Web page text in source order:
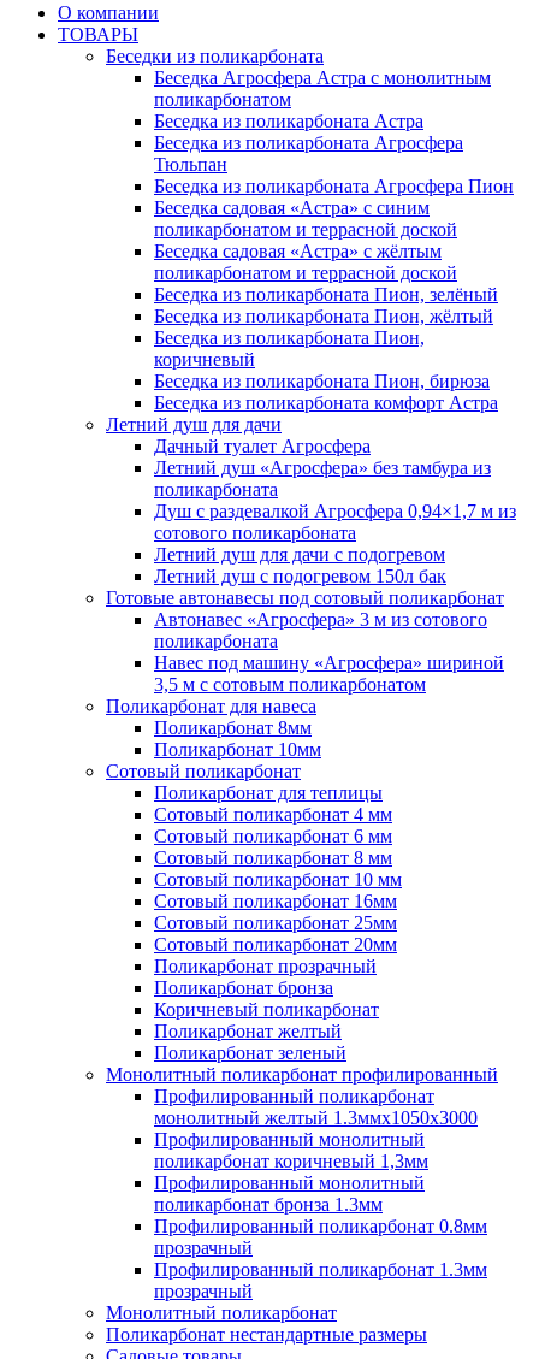
О компании
ТОВАРЫ
Беседки из поликарбоната
Беседка Агросфера Астра с монолитным
поликарбонатом
Беседка из поликарбоната Астра
Беседка из поликарбоната Агросфера
Тюльпан
Беседка из поликарбоната Агросфера Пион
Беседка садовая «Астра» с синим
поликарбонатом и террасной доской
Беседка садовая «Астра» с жёлтым
поликарбонатом и террасной доской
Беседка из поликарбоната Пион, зелёный
Беседка из поликарбоната Пион, жёлтый
Беседка из поликарбоната Пион,
коричневый
Беседка из поликарбоната Пион, бирюза
Беседка из поликарбоната комфорт Астра
Летний душ для дачи
Дачный туалет Агросфера
Летний душ «Агросфера» без тамбура из
поликарбоната
Душ с раздевалкой Агросфера 0,94×1,7 м из
сотового поликарбоната
Летний душ для дачи с подогревом
Летний душ с подогревом 150л бак
Готовые автонавесы под сотовый поликарбонат
Автонавес «Агросфера» 3 м из сотового
поликарбоната
Навес под машину «Агросфера» шириной
3,5 м с сотовым поликарбонатом
Поликарбонат для навеса
Поликарбонат 8мм
Поликарбонат 10мм
Сотовый поликарбонат
Поликарбонат для теплицы
Сотовый поликарбонат 4 мм
Сотовый поликарбонат 6 мм
Сотовый поликарбонат 8 мм
Сотовый поликарбонат 10 мм
Сотовый поликарбонат 16мм
Сотовый поликарбонат 25мм
Сотовый поликарбонат 20мм
Поликарбонат прозрачный
Поликарбонат бронза
Коричневый поликарбонат
Поликарбонат желтый
Поликарбонат зеленый
Монолитный поликарбонат профилированный
Профилированный поликарбонат
монолитный желтый 1.3ммх1050х3000
Профилированный монолитный
поликарбонат коричневый 1,3мм
Профилированный монолитный
поликарбонат бронза 1.3мм
Профилированный поликарбонат 0.8мм
прозрачный
Профилированный поликарбонат 1.3мм
прозрачный
Монолитный поликарбонат
Поликарбонат нестандартные размеры